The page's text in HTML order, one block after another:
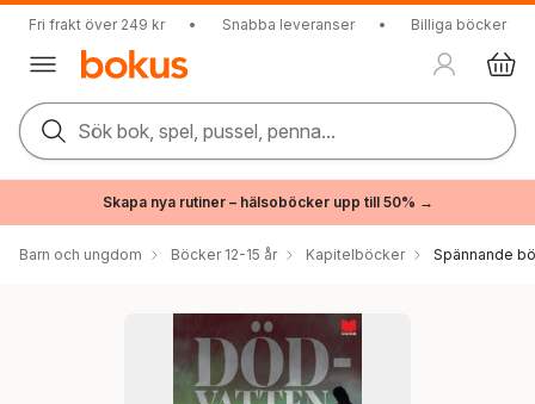
Fri frakt över 249 kr • Snabba leveranser • Billiga böcker
Sök bok, spel, pussel, penna...
Skapa nya rutiner – hälsoböcker upp till 50% →
Barn och ungdom Böcker 12-15 år Kapitelböcker Spännande